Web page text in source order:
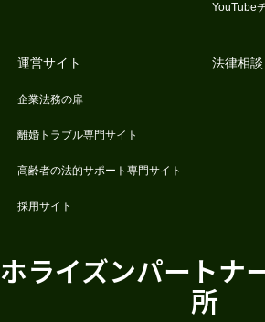
YouTube
運営サイト
企業法務の扉
離婚トラブル専門サイト
高齢者の法的サポート専門サイト
採用サイト
法律相
ホライズンパートナ
所